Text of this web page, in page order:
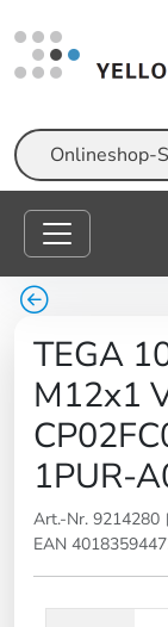
Suche
TEGA
M12x1
1PUR-
Art.-Nr. 9214280
EAN